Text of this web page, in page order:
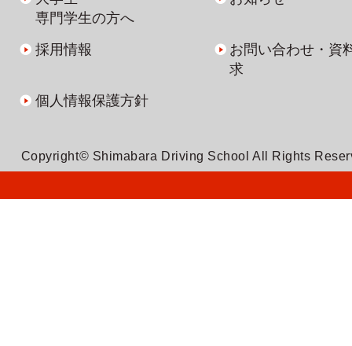
専門学生の方へ
採用情報
お問い合わせ・資
求
個人情報保護方針
Copyright© Shimabara Driving School All Rights